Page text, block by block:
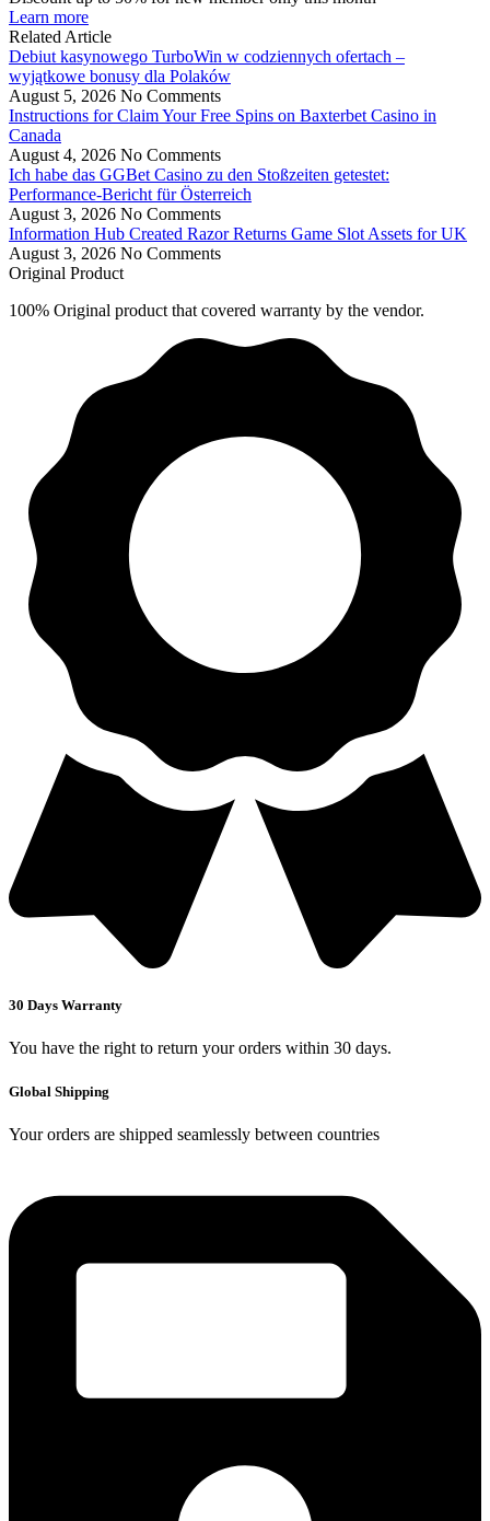
Learn more
Related Article
Debiut kasynowego TurboWin w codziennych ofertach –
wyjątkowe bonusy dla Polaków
August 5, 2026 No Comments
Instructions for Claim Your Free Spins on Baxterbet Casino in
Canada
August 4, 2026 No Comments
Ich habe das GGBet Casino zu den Stoßzeiten getestet:
Performance-Bericht für Österreich
August 3, 2026 No Comments
Information Hub Created Razor Returns Game Slot Assets for UK
August 3, 2026 No Comments
Original Product
100% Original product that covered warranty by the vendor.
30 Days Warranty
You have the right to return your orders within 30 days.
Global Shipping
Your orders are shipped seamlessly between countries